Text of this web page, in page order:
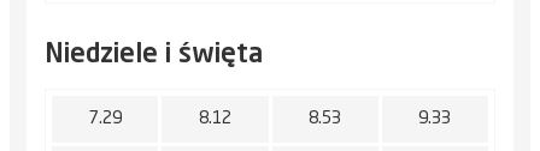
Niedziele i święta
7.29 8.12 8.53 9.33